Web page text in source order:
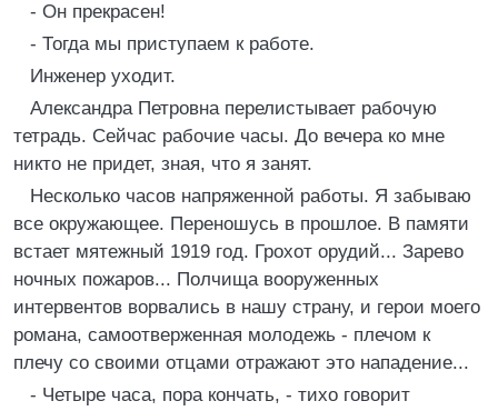
- Он прекрасен!
- Тогда мы приступаем к работе.
Инженер уходит.
Александра Петровна перелистывает рабочую
тетрадь. Сейчас рабочие часы. До вечера ко мне
никто не придет, зная, что я занят.
Несколько часов напряженной работы. Я забываю
все окружающее. Переношусь в прошлое. В памяти
встает мятежный 1919 год. Грохот орудий... Зарево
ночных пожаров... Полчища вооруженных
интервентов ворвались в нашу страну, и герои моего
романа, самоотверженная молодежь - плечом к
плечу со своими отцами отражают это нападение...
- Четыре часа, пора кончать, - тихо говорит